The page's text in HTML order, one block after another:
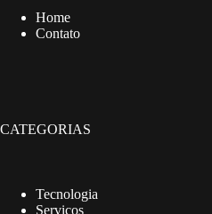
Home
Contato
CATEGORIAS
Tecnologia
Serviços